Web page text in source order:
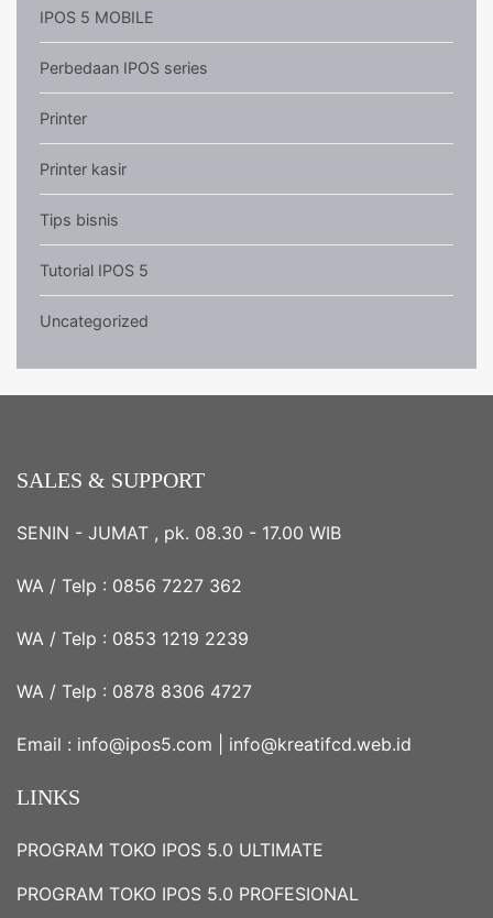
IPOS 5 MOBILE
Perbedaan IPOS series
Printer
Printer kasir
Tips bisnis
Tutorial IPOS 5
Uncategorized
SALES & SUPPORT
SENIN - JUMAT , pk. 08.30 - 17.00 WIB
WA / Telp : 0856 7227 362
WA / Telp : 0853 1219 2239
WA / Telp : 0878 8306 4727
Email : info@ipos5.com info@kreatifcd.web.id
LINKS
PROGRAM TOKO IPOS 5.0 ULTIMATE
PROGRAM TOKO IPOS 5.0 PROFESIONAL